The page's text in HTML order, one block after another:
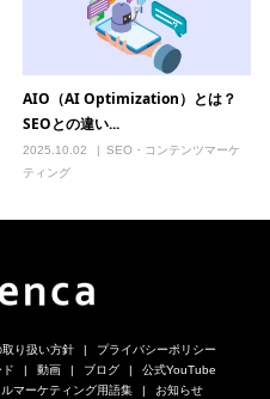
AIO（AI Optimization）とは？
SEOとの違い...
2025.10.02
SEO・コンテンツマーケ
ティング
り扱い方針
プライバシーポリシー
動画 ブログ
公式YouTube
マーケティング用語集
お知らせ